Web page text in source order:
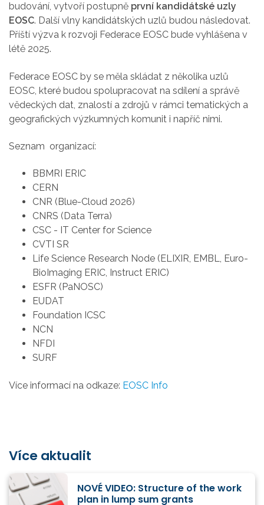
budování, vytvoří postupně první kandidátské uzly
EOSC. Další vlny kandidátských uzlů budou následovat.
Příští výzva k rozvoji Federace EOSC bude vyhlášena v
létě 2025.
Federace EOSC by se měla skládat z několika uzlů
EOSC, které budou spolupracovat na sdílení a správě
vědeckých dat, znalostí a zdrojů v rámci tematických a
geografických výzkumných komunit i napříč nimi.
Seznam organizací:
BBMRI ERIC
CERN
CNR (Blue-Cloud 2026)
CNRS (Data Terra)
CSC - IT Center for Science
CVTI SR
Life Science Research Node (ELIXIR, EMBL, Euro-
BioImaging ERIC, Instruct ERIC)
ESFR (PaNOSC)
EUDAT
Foundation ICSC
NCN
NFDI
SURF
Více informací na odkaze: EOSC Info
Více aktualit
NOVÉ VIDEO: Structure of the work
plan in lump sum grants